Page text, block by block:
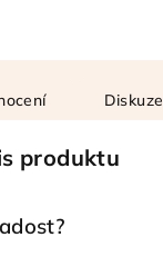
Diskuze
produktu